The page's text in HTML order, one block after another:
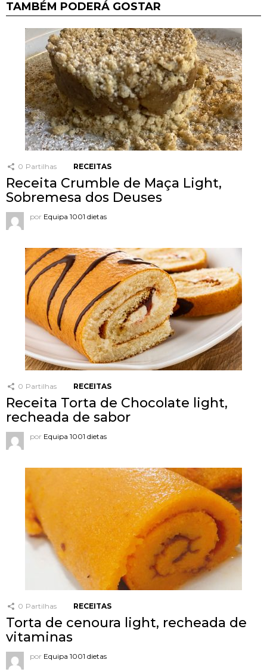
TAMBÉM PODERÁ GOSTAR
0 Partilhas RECEITAS
Receita Crumble de Maça Light,
Sobremesa dos Deuses
por Equipa 1001 dietas
0 Partilhas RECEITAS
Receita Torta de Chocolate light,
recheada de sabor
por Equipa 1001 dietas
0 Partilhas RECEITAS
Torta de cenoura light, recheada de
vitaminas
por Equipa 1001 dietas